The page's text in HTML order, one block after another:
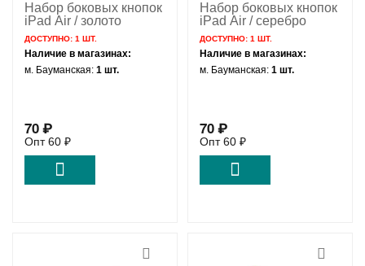
Набор боковых кнопок
iPad Air / золото
ДОСТУПНО:1 ШТ.
Наличие в магазинах:
м. Бауманская:1 шт.
70₽
Опт60 ₽
Набор боковых кнопок
iPad Air / серебро
ДОСТУПНО:1 ШТ.
Наличие в магазинах:
м. Бауманская:1 шт.
70₽
Опт60 ₽